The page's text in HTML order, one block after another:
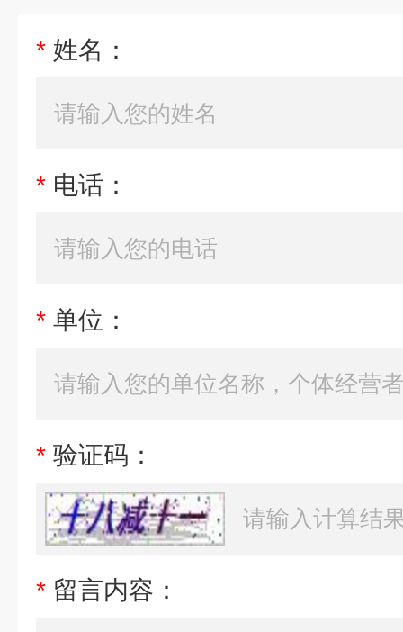
* 姓名：
* 电话：
* 单位：
* 验证码：
* 留言内容：